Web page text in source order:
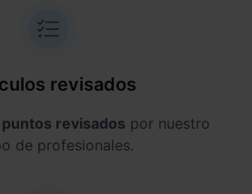
revisados
revisados por nuestro
de profesionales.